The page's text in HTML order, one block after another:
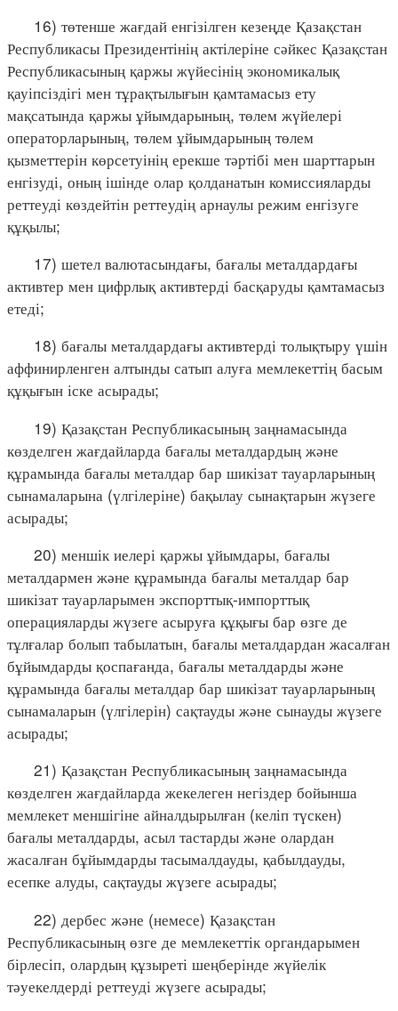
16) төтенше жағдай енгізілген кезеңде Қазақстан
Республикасы Президентінің актілеріне сәйкес Қазақстан
Республикасының қаржы жүйесінің экономикалық
қауіпсіздігі мен тұрақтылығын қамтамасыз ету
мақсатында қаржы ұйымдарының, төлем жүйелері
операторларының, төлем ұйымдарының төлем
қызметтерін көрсетуінің ерекше тәртібі мен шарттарын
енгізуді, оның ішінде олар қолданатын комиссияларды
реттеуді көздейтін реттеудің арнаулы режим енгізуге
құқылы;
17) шетел валютасындағы, бағалы металдардағы
активтер мен цифрлық активтерді басқаруды қамтамасыз
етеді;
18) бағалы металдардағы активтерді толықтыру үшін
аффинирленген алтынды сатып алуға мемлекеттің басым
құқығын іске асырады;
19) Қазақстан Республикасының заңнамасында
көзделген жағдайларда бағалы металдардың және
құрамында бағалы металдар бар шикізат тауарларының
сынамаларына (үлгілеріне) бақылау сынақтарын жүзеге
асырады;
20) меншік иелері қаржы ұйымдары, бағалы
металдармен және құрамында бағалы металдар бар
шикізат тауарларымен экспорттық-импорттық
операцияларды жүзеге асыруға құқығы бар өзге де
тұлғалар болып табылатын, бағалы металдардан жасалған
бұйымдарды қоспағанда, бағалы металдарды және
құрамында бағалы металдар бар шикізат тауарларының
сынамаларын (үлгілерін) сақтауды және сынауды жүзеге
асырады;
21) Қазақстан Республикасының заңнамасында
көзделген жағдайларда жекелеген негіздер бойынша
мемлекет меншігіне айналдырылған (келіп түскен)
бағалы металдарды, асыл тастарды және олардан
жасалған бұйымдарды тасымалдауды, қабылдауды,
есепке алуды, сақтауды жүзеге асырады;
22) дербес және (немесе) Қазақстан
Республикасының өзге де мемлекеттік органдарымен
бірлесіп, олардың құзыреті шеңберінде жүйелік
тәуекелдерді реттеуді жүзеге асырады;